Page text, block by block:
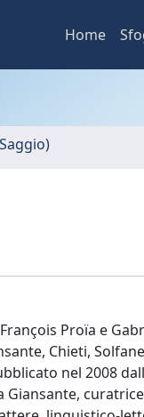
Home
Proïa e
Chieti,
nel 2008
curatrice